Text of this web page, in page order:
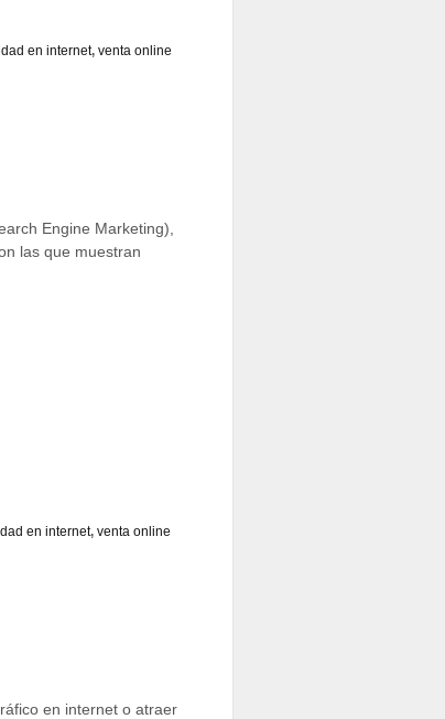
en internet, venta online
Engine Marketing),
las que muestran
en internet, venta online
en internet o atraer